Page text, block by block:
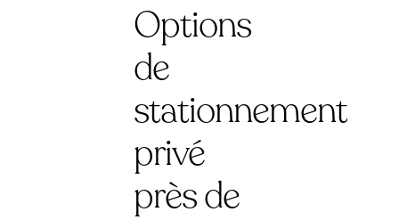
Options
de
stationnement
privé
près de